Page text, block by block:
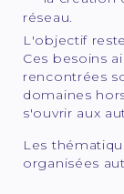
réseau.
L'objectif
Ces besoins
rencontrées
domaines
s'ouvrir aux
Les
organisées